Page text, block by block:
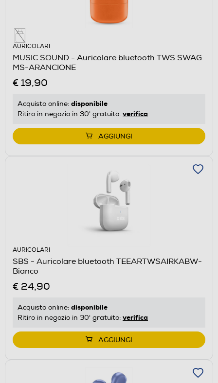
AURICOLARI
MUSIC SOUND - Auricolare bluetooth TWS SWAG
MS-ARANCIONE
€ 19,90
Acquisto online: disponibile
Ritiro in negozio in 30' gratuito: verifica
AGGIUNGI
AURICOLARI
SBS - Auricolare bluetooth TEEARTWSAIRKABW-
Bianco
€ 24,90
Acquisto online: disponibile
Ritiro in negozio in 30' gratuito: verifica
AGGIUNGI